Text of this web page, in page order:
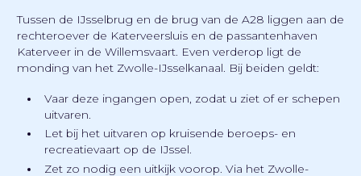
Tussen de IJsselbrug en de brug van de A28 liggen aan de
rechteroever de Katerveersluis en de passantenhaven
Katerveer in de Willemsvaart. Even verderop ligt de
monding van het Zwolle-IJsselkanaal. Bij beiden geldt:
Vaar deze ingangen open, zodat u ziet of er schepen
uitvaren.
Let bij het uitvaren op kruisende beroeps- en
recreatievaart op de IJssel.
Zet zo nodig een uitkijk voorop. Via het Zwolle-